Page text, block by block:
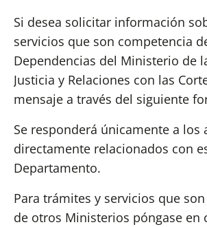
Si desea solicitar información
servicios que son competencia
Dependencias del Ministerio de
Justicia y Relaciones con las
mensaje a través del siguiente
Se responderá únicamente a los
directamente relacionados con
Departamento.
Para trámites y servicios que
de otros Ministerios póngase en